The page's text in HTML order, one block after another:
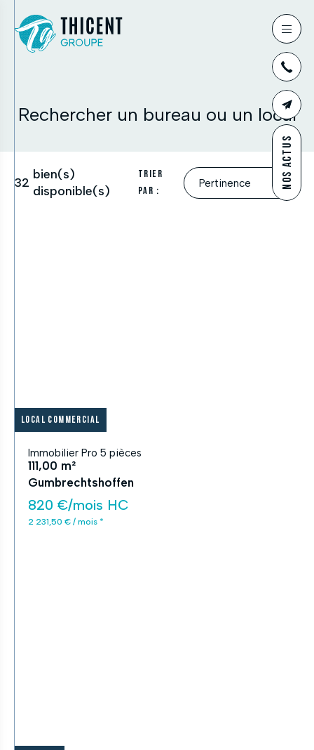
NOS ACTUS
Rechercher un bureau ou un local
32
bien(s)
disponible(s)
Trier
par :
Local commercial
Immobilier Pro 5 pièces
111,00 m²
Gumbrechtshoffen
820 €/mois HC
2 231,50 € / mois *